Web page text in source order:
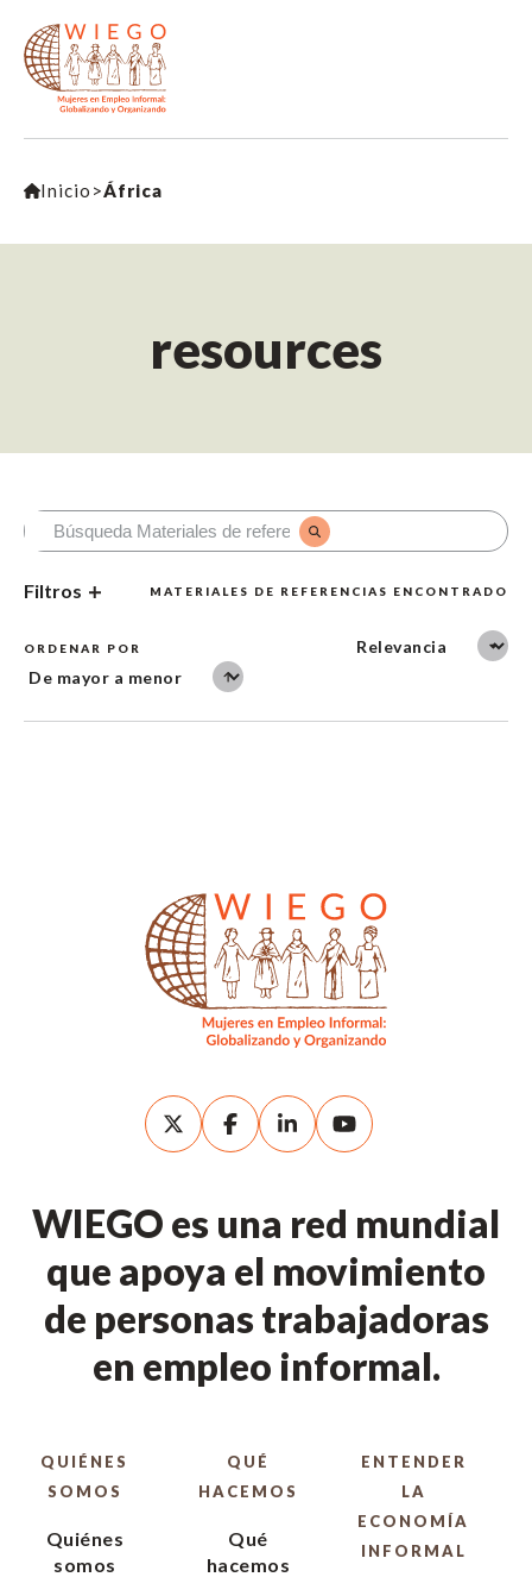
Inicio >África
resources
MATERIALES DE REFERENCIAS ENCONTRADO
Filtros
ORDENAR POR
WIEGO es una red mundial
que apoya el movimiento
de personas trabajadoras
en empleo informal.
QUIÉNES
SOMOS
Quiénes
somos
QUÉ
HACEMOS
Qué
hacemos
ENTENDER
LA
ECONOMÍA
INFORMAL